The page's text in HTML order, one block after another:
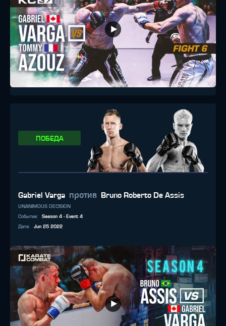
ПОБЕДА
Gabriel Varga против Bruno Roberto De Assis
UNANIMOUS DECISION
Событие:
Season 4 - Event 4
Дата: Jun 25 2022